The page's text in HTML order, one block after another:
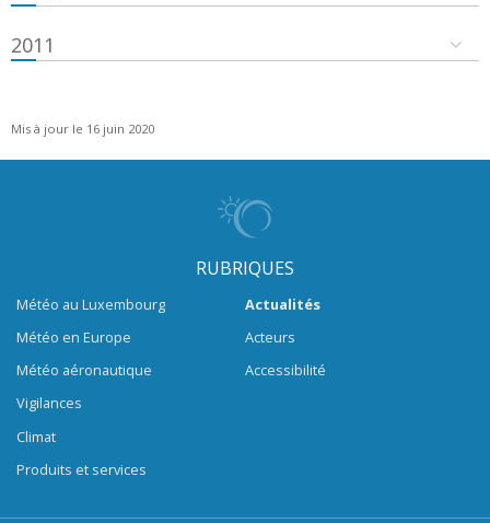
2011
Mis à jour le 16 juin 2020
RUBRIQUES
Météo au Luxembourg
Météo en Europe
Météo aéronautique
Vigilances
Climat
Produits et services
Actualités
Acteurs
Accessibilité